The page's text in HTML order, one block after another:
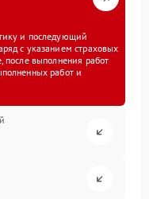
и последующий
с указанием страховых
после выполнения работ
работ и